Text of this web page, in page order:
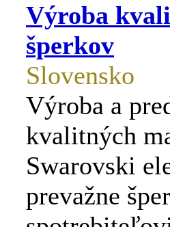
Výroba
šperkov
Slovensko
Výroba a
kvalitných
Swarovski
prevažne